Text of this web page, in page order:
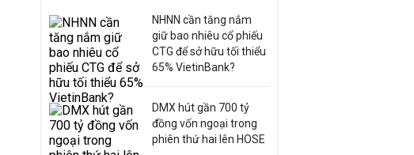
NHNN cần tăng nắm
giữ bao nhiêu cổ phiếu
CTG để sở hữu tối thiểu
65% VietinBank?
DMX hút gần 700 tỷ
đồng vốn ngoại trong
phiên thứ hai lên HOSE